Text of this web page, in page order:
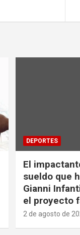
DEPORTES
El
sueldo que
Gianni
el proyecto
2 de agosto de